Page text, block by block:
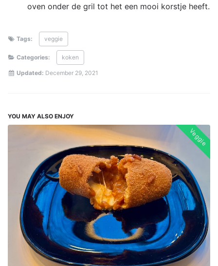
oven onder de gril tot het een mooi korstje heeft.
Tags: veggie
Categories: koken
Updated: December 29, 2021
YOU MAY ALSO ENJOY
Veggie